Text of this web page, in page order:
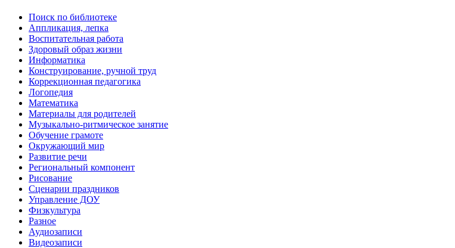
Поиск по библиотеке
Аппликация, лепка
Воспитательная работа
Здоровый образ жизни
Информатика
Конструирование, ручной труд
Коррекционная педагогика
Логопедия
Математика
Материалы для родителей
Музыкально-ритмическое занятие
Обучение грамоте
Окружающий мир
Развитие речи
Региональный компонент
Рисование
Сценарии праздников
Управление ДОУ
Физкультура
Разное
Аудиозаписи
Видеозаписи